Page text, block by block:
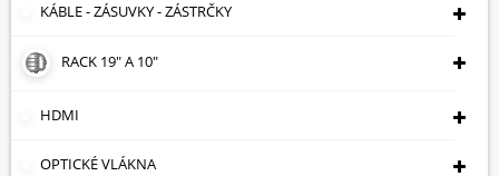
KÁBLE - ZÁSUVKY - ZÁSTRČKY
RACK 19" A 10"
HDMI
OPTICKÉ VLÁKNA